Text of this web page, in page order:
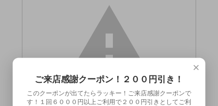
×
ご来店感謝クーポン！２００円引き！
このクーポンが出てたらラッキー！ご来店感謝クーポンで
す！１回６０００円以上ご利用で２００円引きとしてご利